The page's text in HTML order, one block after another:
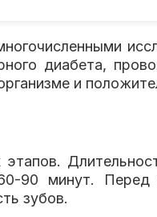
диабета,
и
минут. Перед
зубов.